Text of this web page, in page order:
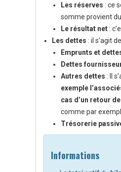
Les réserves : ce
somme provient du
Le résultat net :
Les dettes : il s’agit
Emprunts et
Dettes
Autres dettes : Il
exemple
cas d’un retour
comme par
Trésorerie
Informations